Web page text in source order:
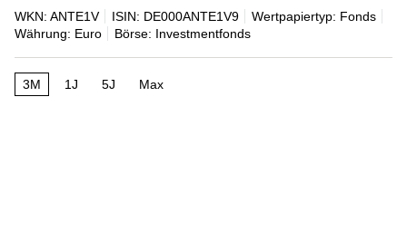
WKN: ANTE1V ISIN: DE000ANTE1V9
Wertpapiertyp: Fonds
Währung: Euro
Börse: Investmentfonds
3M 1J 5J Max